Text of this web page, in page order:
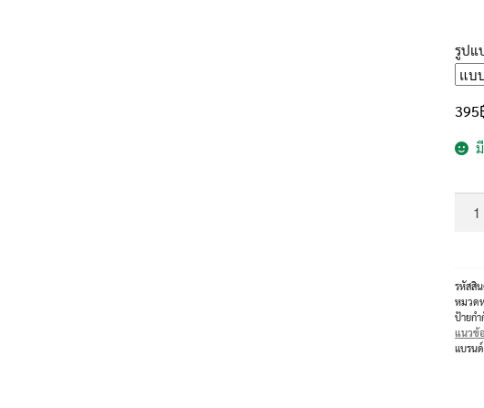
รูปแ
395
รหัสสิ
หมวด
ป้ายก
แนวข้
แบรน